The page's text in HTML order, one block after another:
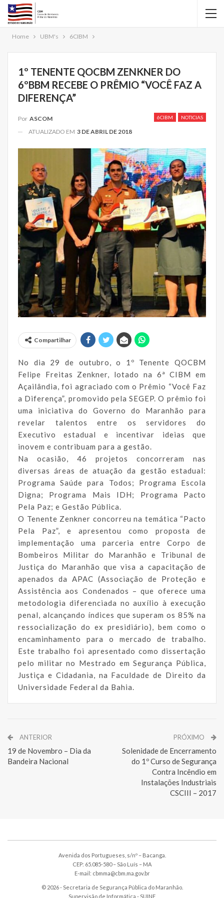
Home UBM's 6CIBM
1º TENENTE QOCBM ZENKNER DO
6ºBBM RECEBE O PRÊMIO “VOCÊ FAZ A
DIFERENÇA”
6CIBM NOTICIAS
Por ASCOM
ATUALIZADO EM 3 DE ABRIL DE 2018
Compartilhar
No dia 29 de outubro, o 1º Tenente QOCBM
Felipe Freitas Zenkner, lotado na 6ª CIBM em
Açailândia, foi agraciado com o Prêmio “Você Faz
a Diferença”, promovido pela SEGEP. O prêmio foi
uma iniciativa do Governo do Maranhão para
revelar talentos entre os servidores do
Executivo estadual e incentivar ideias que
inovem e contribuam para a gestão.
Na ocasião, 46 projetos concorreram nas
diversas áreas de atuação da gestão estadual:
Programa Saúde para Todos; Programa Escola
Digna; Programa Mais IDH; Programa Pacto
Pela Paz; e Gestão Pública.
O Tenente Zenkner concorreu na temática “Pacto
Pela Paz”, e apresentou como proposta de
implementação uma parceria entre Corpo de
Bombeiros Militar do Maranhão e Tribunal de
Justiça do Maranhão que visa a capacitação de
apenados da APAC (Associação de Proteção e
Assistência aos Condenados – que oferece uma
metodologia diferenciada no auxílio à execução
penal, alcançando índices que superam os 85% na
ressocialização do ex presidiário), bem como o
encaminhamento para o mercado de trabalho.
Este trabalho foi apresentado como dissertação
pelo militar no Mestrado em Segurança Pública,
Justiça e Cidadania, na Faculdade de Direito da
Universidade Federal da Bahia.
ANTERIOR
19 de Novembro – Dia da
Bandeira Nacional
PRÓXIMO
Solenidade de Encerramento
do 1º Curso de Segurança
Contra Incêndio em
Instalações Industriais
CSCIII – 2017
Avenida dos Portugueses, s/nº – Bacanga.
CEP: 65.085-580 – São Luís – MA
E-mail: cbmma@cbm.ma.gov.br
© 2026 - Secretaria de Segurança Pública do Maranhão.
Supervisão de Informática - SUINF